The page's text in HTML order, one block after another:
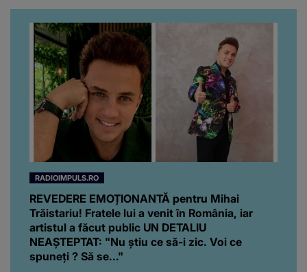
RADIOIMPULS.RO
REVEDERE EMOȚIONANTĂ pentru Mihai
Trăistariu! Fratele lui a venit în România, iar
artistul a făcut public UN DETALIU
NEAȘTEPTAT: "Nu știu ce să-i zic. Voi ce
spuneți ? Să se..."